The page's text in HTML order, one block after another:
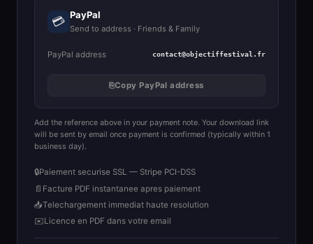
💳 PayPal
Send to address · Friends & Family
PayPal address contact@objectiffestival.fr
⎘Copy PayPal address
Add the reference above in your payment note. Your download link
will be sent by email once payment is confirmed (typically within 1
business day).
🔒Paiement securise SSL — Stripe PCI-DSS
📄 Facture PDF instantanee apres paiement
📥Telechargement immediat haute resolution
✉️Licence en PDF dans votre email